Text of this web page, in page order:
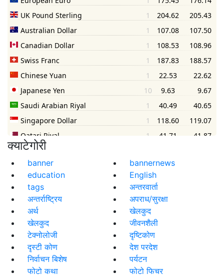
क्याटेगोरी
banner
bannernews
education
English
tags
अन्तरवार्ता
अन्तर्राष्ट्रिय
अपराध/सुरक्षा
अर्थ
खेलकुद
खेलकुद
जीवनशैली
टेक्नोलोजी
दृष्टिकोण
दृस्टी कोण
देश परदेश
निर्वाचन बिशेष
पर्यटन
फोटो कथा
फोटो फिचर